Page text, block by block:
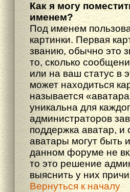
Как я могу
именем?
Под именем
картинки. Первая
званию, обычно это
то, сколько
или на ваш статус в
может находиться
называется
уникальна для
администраторов
поддержка аватар, и
аватары могут быть
данном форуме не
то это решение
выяснить у них
Вернуться к началу